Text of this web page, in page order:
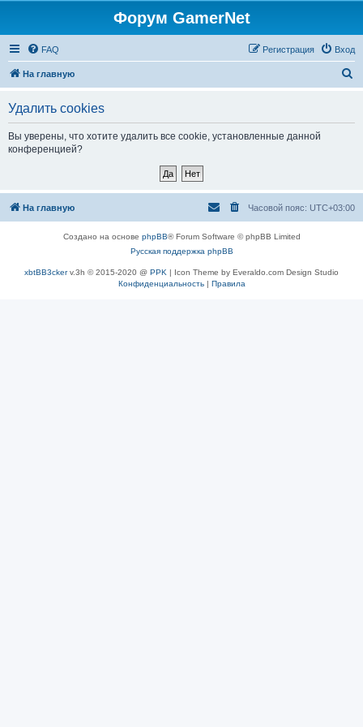
Форум GamerNet
FAQ Вход
Регистрация
На главную
Удалить cookies
Вы уверены, что хотите удалить все cookie, установленные данной
конференцией?
На главную Часовой пояс: UTC+03:00
Создано на основе phpBB® Forum Software © phpBB Limited
Русская поддержка phpBB
xbtBB3ckerv.3h © 2015-2020 @ PPK | Icon Theme by Everaldo.com Design Studio
Конфиденциальность| Правила